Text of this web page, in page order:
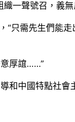
一聲號召，義
“只需先生們能
意厚誼……”
和中國特點社